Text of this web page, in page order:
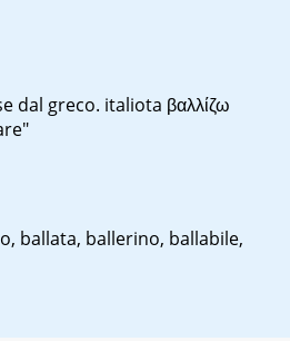
dal greco. italiota βαλλίζω
ballata, ballerino, ballabile,